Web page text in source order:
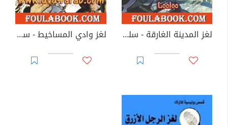
لغز المدينة الغارقة - سلسلة المغامرون الخمسة: 78 لغز وادي المساخيط - سلسلة المغامرون الخمسة: 79